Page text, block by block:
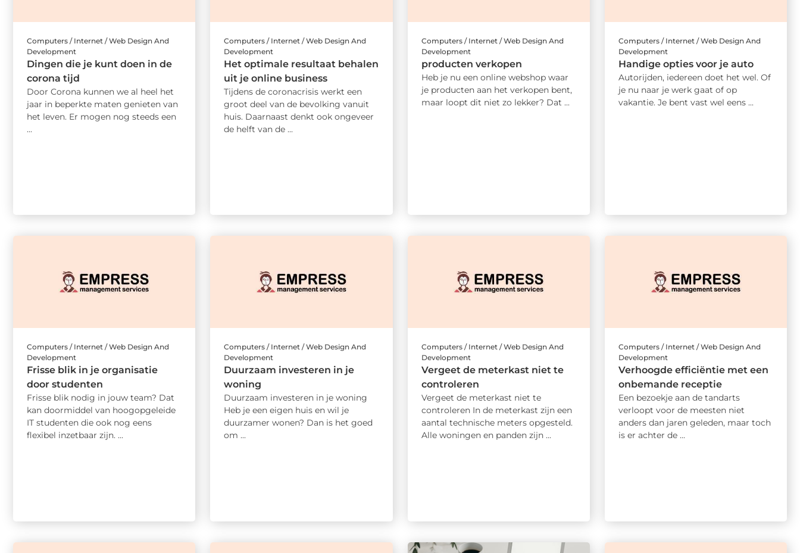
Computers / Internet / Web Design And
Development
Dingen die je kunt doen in de
corona tijd
Door Corona kunnen we al heel het
jaar in beperkte maten genieten van
het leven. Er mogen nog steeds een
...
Computers / Internet / Web Design And
Development
Het optimale resultaat behalen
uit je online business
Tijdens de coronacrisis werkt een
groot deel van de bevolking vanuit
huis. Daarnaast denkt ook ongeveer
de helft van de ...
Computers / Internet / Web Design And
Development
producten verkopen
Heb je nu een online webshop waar
je producten aan het verkopen bent,
maar loopt dit niet zo lekker? Dat ...
Computers / Internet / Web Design And
Development
Handige opties voor je auto
Autorijden, iedereen doet het wel. Of
je nu naar je werk gaat of op
vakantie. Je bent vast wel eens ...
Computers / Internet / Web Design And
Development
Frisse blik in je organisatie
door studenten
Frisse blik nodig in jouw team? Dat
kan doormiddel van hoogopgeleide
IT studenten die ook nog eens
flexibel inzetbaar zijn. ...
Computers / Internet / Web Design And
Development
Duurzaam investeren in je
woning
Duurzaam investeren in je woning
Heb je een eigen huis en wil je
duurzamer wonen? Dan is het goed
om ...
Computers / Internet / Web Design And
Development
Vergeet de meterkast niet te
controleren
Vergeet de meterkast niet te
controleren In de meterkast zijn een
aantal technische meters opgesteld.
Alle woningen en panden zijn ...
Computers / Internet / Web Design And
Development
Verhoogde efficiëntie met een
onbemande receptie
Een bezoekje aan de tandarts
verloopt voor de meesten niet
anders dan jaren geleden, maar toch
is er achter de ...